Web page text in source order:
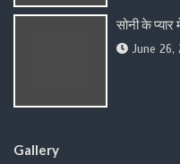
सोनी के प्यार
June 26,
Gallery